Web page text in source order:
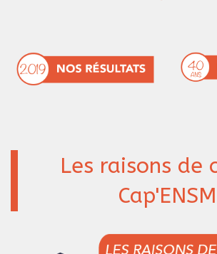
Les raisons de
Cap'ENSM